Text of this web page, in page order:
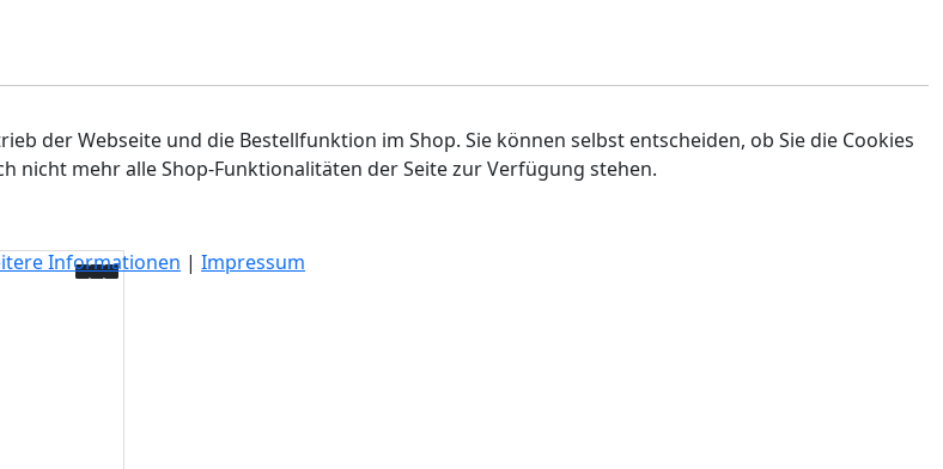
der Webseite und die Bestellfunktion im Shop. Sie können selbst entscheiden, ob Sie die Cookies
nicht mehr alle Shop-Funktionalitäten der Seite zur Verfügung stehen.
Informationen | Impressum